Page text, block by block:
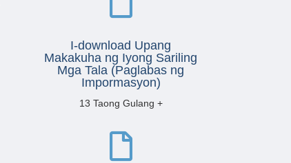
I-download Upang
Makakuha ng Iyong Sariling
Mga Tala (Paglabas ng
Impormasyon)
13 Taong Gulang +
